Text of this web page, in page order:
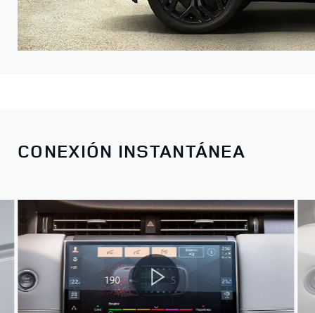
CONEXIÓN INSTANTÁNEA